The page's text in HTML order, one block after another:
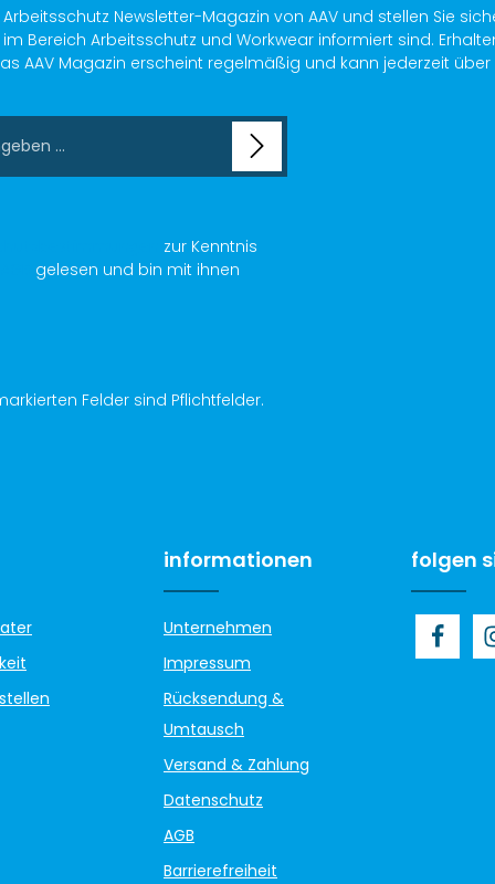
Newsletter-Magazin von AAV und stellen Sie
Bereich Arbeitsschutz und Workwear informiert sind.
AAV Magazin erscheint regelmäßig und kann jederzeit
zur Kenntnis
gelesen und bin mit ihnen
Felder sind Pflichtfelder.
informationen
Unternehmen
Impressum
Rücksendung &
Umtausch
Versand & Zahlung
Datenschutz
AGB
Barrierefreiheit
folgen